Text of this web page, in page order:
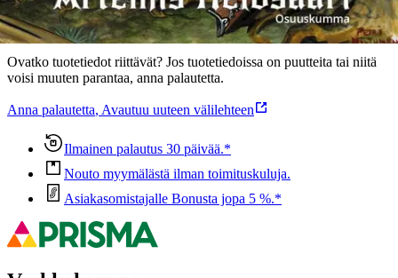
Oletko tyytyväinen tuotetietoihin?
Ovatko tuotetiedot riittävät? Jos tuotetiedoissa on puutteita tai niitä
voisi muuten parantaa, anna palautetta.
Anna palautetta, Avautuu uuteen välilehteen
Ilmainen palautus 30 päivää.*
Nouto myymälästä ilman toimituskuluja.
Asiakasomistajalle Bonusta jopa 5 %.*